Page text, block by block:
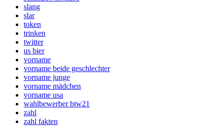
slang
slar
token
trinken
twitter
us bier
vorname
vorname beide geschlechter
vorname junge
vorname mädchen
vorname usa
wahlbewerber btw21
zahl
zahl fakten